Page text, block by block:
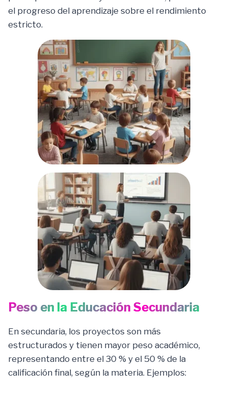
el progreso del aprendizaje sobre el rendimiento
estricto.
Peso en la Educación Secundaria
En secundaria, los proyectos son más
estructurados y tienen mayor peso académico,
representando entre el 30 % y el 50 % de la
calificación final, según la materia. Ejemplos: